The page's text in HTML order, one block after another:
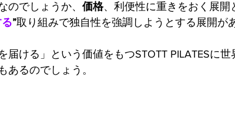
のでしょうか、 価格、利便性に重きをおく展開
”取り組みで独自性を強調しようとする展開が
届ける」という価値をもつSTOTT PILATESに
あるのでしょう。